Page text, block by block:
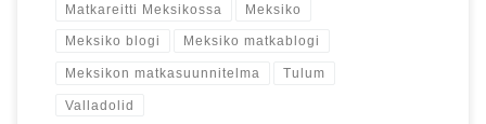
Matkareitti Meksikossa Meksiko
Meksiko blogi Meksiko matkablogi
Meksikon matkasuunnitelma Tulum
Valladolid